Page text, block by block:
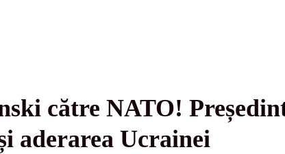
către NATO!
aderarea Ucrainei